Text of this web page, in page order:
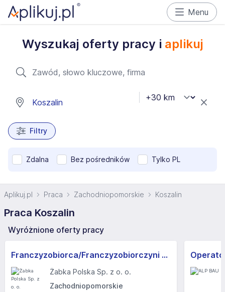
Menu
Wyszukaj oferty pracy i aplikuj
Filtry
Zdalna Bez pośredników Tylko PL
Aplikuj.pl Praca Zachodniopomorskie Koszalin
Praca Koszalin
Wyróżnione oferty pracy
Franczyzobiorca/Franczyzobiorczyni sklepu Żabka
Żabka Polska Sp. z o. o.
Zachodniopomorskie